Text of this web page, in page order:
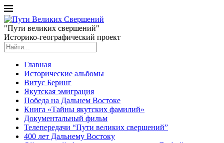
"Пути великих свершений"
Историко-географический проект
Главная
Исторические альбомы
Витус Беринг
Якутская эмиграция
Победа на Дальнем Востоке
Книга «Тайны якутских фамилий»
Документальный фильм
Телепередачи “Пути великих свершений”
400 лет Дальнему Востоку